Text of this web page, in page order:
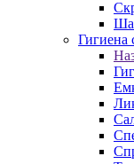
Гигиена